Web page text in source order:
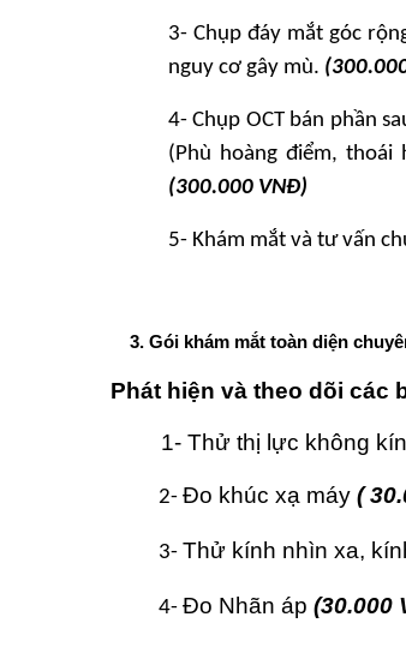
3- Chụp đáy mắt góc
nguy cơ gây mù.
4- Chụp OCT bán phần
(Phù hoàng điểm,
(300.000 VNĐ)
5- Khám mắt và tư vấn
3. Gói khám mắt toàn diện
Phát hiện và theo dõi các
1- Thử thị lực không
2- Đo khúc xạ máy (
3- Thử kính nhìn xa,
4- Đo Nhãn áp (30.000